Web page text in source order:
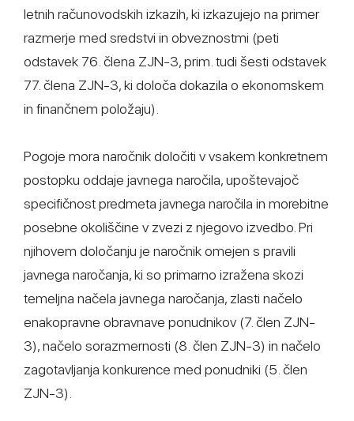
letnih računovodskih izkazih, ki izkazujejo na primer
razmerje med sredstvi in obveznostmi (peti
odstavek 76. člena ZJN-3, prim. tudi šesti odstavek
77. člena ZJN-3, ki določa dokazila o ekonomskem
in finančnem položaju).
Pogoje mora naročnik določiti v vsakem konkretnem
postopku oddaje javnega naročila, upoštevajoč
specifičnost predmeta javnega naročila in morebitne
posebne okoliščine v zvezi z njegovo izvedbo. Pri
njihovem določanju je naročnik omejen s pravili
javnega naročanja, ki so primarno izražena skozi
temeljna načela javnega naročanja, zlasti načelo
enakopravne obravnave ponudnikov (7. člen ZJN-
3), načelo sorazmernosti (8. člen ZJN-3) in načelo
zagotavljanja konkurence med ponudniki (5. člen
ZJN-3).